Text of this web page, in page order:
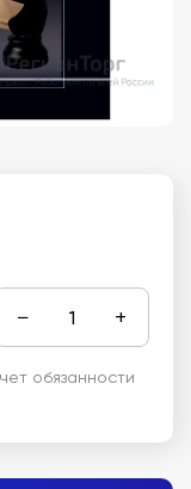
− +
обязанности